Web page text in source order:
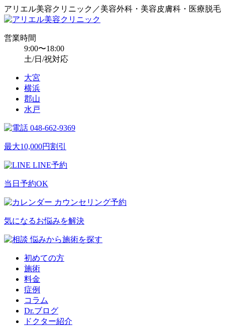
アリエル美容クリニック／美容外科・美容皮膚科・医療脱毛
営業時間
9:00〜18:00
土/日/祝対応
大宮
横浜
郡山
水戸
048-662-9369
最大10,000円割引
LINE予約
当日予約OK
カウンセリング予約
気になるお悩みを解決
悩みから施術を探す
初めての方
施術
料金
症例
コラム
Dr.ブログ
ドクター紹介